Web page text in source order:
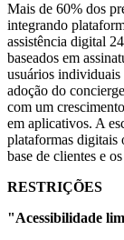
Mais de 60% dos
integrando
assistência digital
baseados em
usuários
adoção do
com um
em aplicativos. A
plataformas digitais
base de clientes e
RESTRIÇÕES
"Acessibilidade